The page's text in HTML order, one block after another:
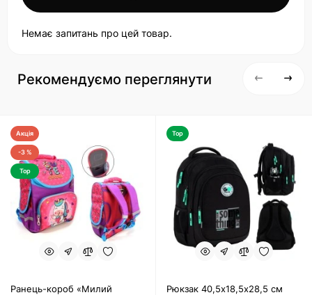
Немає запитань про цей товар.
Рекомендуємо переглянути
Акція
-3 %
Top
Ранець-короб «Милий
Top
Рюкзак 40,5х18,5х28,5 см